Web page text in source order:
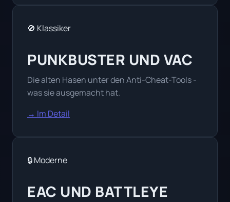
🚫 Klassiker
PUNKBUSTER UND VAC
Die alten Hasen unter den Anti-Cheat-Tools -
was sie ausgemacht hat.
→ Im Detail
🔒 Moderne
EAC UND BATTLEYE